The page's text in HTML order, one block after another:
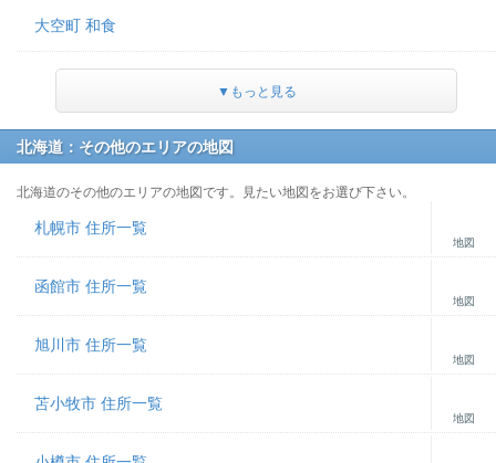
大空町 和食
▼もっと見る
北海道：その他のエリアの地図
北海道のその他のエリアの地図です。見たい地図をお選び下さい。
札幌市 住所一覧
地図
函館市 住所一覧
地図
旭川市 住所一覧
地図
苫小牧市 住所一覧
地図